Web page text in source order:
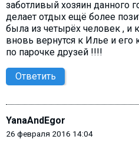
заботливый хозяин данного
делает отдых ещё более
была из четырёх человек ,
вновь вернутся к Илье и его
по парочке друзей !!!!
Ответить
YanaAndEgor
26 февраля 2016 14:04